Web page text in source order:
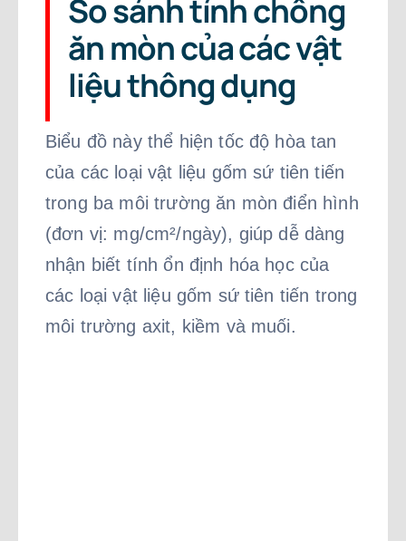
So sánh tính chống
ăn mòn của các vật
liệu thông dụng
Biểu đồ này thể hiện tốc độ hòa tan
của các loại vật liệu gốm sứ tiên tiến
trong ba môi trường ăn mòn điển hình
(đơn vị: mg/cm²/ngày), giúp dễ dàng
nhận biết tính ổn định hóa học của
các loại vật liệu gốm sứ tiên tiến trong
môi trường axit, kiềm và muối.